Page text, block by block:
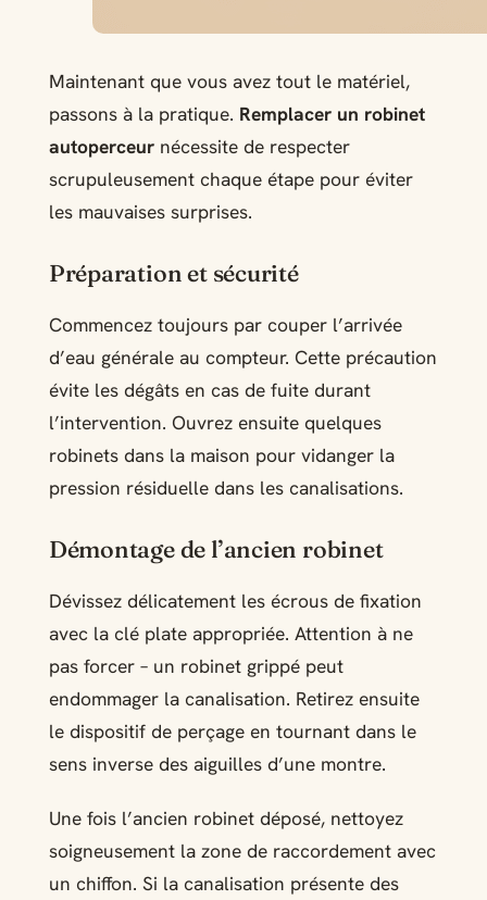
Maintenant que vous avez tout le matériel,
passons à la pratique. Remplacer un robinet
autoperceurnécessite de respecter
scrupuleusement chaque étape pour éviter
les mauvaises surprises.
Préparation et sécurité
Commencez toujours par couper l’arrivée
d’eau générale au compteur. Cette précaution
évite les dégâts en cas de fuite durant
l’intervention. Ouvrez ensuite quelques
robinets dans la maison pour vidanger la
pression résiduelle dans les canalisations.
Démontage de l’ancien robinet
Dévissez délicatement les écrous de fixation
avec la clé plate appropriée. Attention à ne
pas forcer – un robinet grippé peut
endommager la canalisation. Retirez ensuite
le dispositif de perçage en tournant dans le
sens inverse des aiguilles d’une montre.
Une fois l’ancien robinet déposé, nettoyez
soigneusement la zone de raccordement avec
un chiffon. Si la canalisation présente des